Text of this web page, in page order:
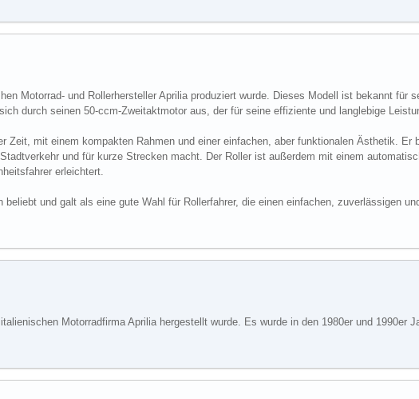
Motorrad- und Rollerhersteller Aprilia produziert wurde. Dieses Modell ist bekannt für
durch seinen 50-ccm-Zweitaktmotor aus, der für seine effiziente und langlebige
Zeit, mit einem kompakten Rahmen und einer einfachen, aber funktionalen Ästhetik. Er
und für kurze Strecken macht. Der Roller ist außerdem mit einem
erleichtert.
beliebt und galt als eine gute Wahl für Rollerfahrer, die einen einfachen, zuverlässigen
Motorradfirma Aprilia hergestellt wurde. Es wurde in den 1980er und 1990er